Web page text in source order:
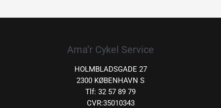
Ama’r Cykel Service
HOLMBLADSGADE 27
2300 KØBENHAVN S
Tlf: 32 57 89 79
CVR:35010343